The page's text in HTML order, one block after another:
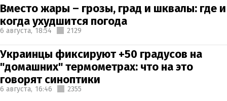
Вместо жары – грозы, град и шквалы: где и
когда ухудшится погода
6 августа, 18:54 2129
Украинцы фиксируют +50 градусов на
"домашних" термометрах: что на это
говорят синоптики
6 августа, 16:46 2355